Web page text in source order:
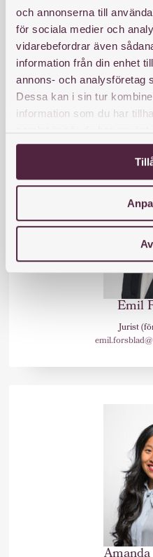
och annonserna till
för sociala medier och
vidarebefordrar även
information från din enhet
annons- och analysföretag
Dessa kan i sin tur
information som du har
samlat in när du har använt
Clara
Emil
Jurist